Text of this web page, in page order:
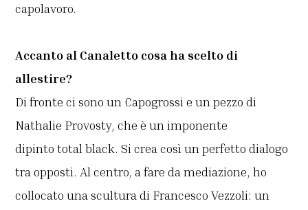
capolavoro.
Accanto al Canaletto cosa ha scelto di
allestire?
Di fronte ci sono un Capogrossi e un pezzo di
Nathalie Provosty, che è un imponente
dipinto total black. Si crea così un perfetto dialogo
tra opposti. Al centro, a fare da mediazione, ho
collocato una scultura di Francesco Vezzoli: un